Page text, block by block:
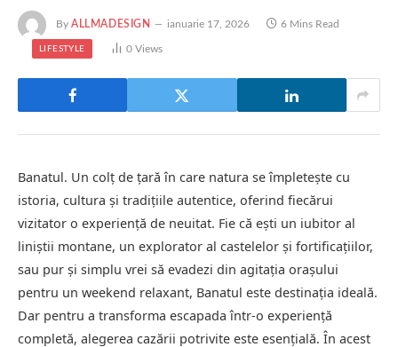
By ALLMADESIGN ianuarie 17, 2026 6 Mins Read
LIFESTYLE 0 Views
Banatul. Un colț de țară în care natura se împletește cu
istoria, cultura și tradițiile autentice, oferind fiecărui
vizitator o experiență de neuitat. Fie că ești un iubitor al
liniștii montane, un explorator al castelelor și fortificațiilor,
sau pur și simplu vrei să evadezi din agitația orașului
pentru un weekend relaxant, Banatul este destinația ideală.
Dar pentru a transforma escapada într-o experiență
completă, alegerea cazării potrivite este esențială. În acest